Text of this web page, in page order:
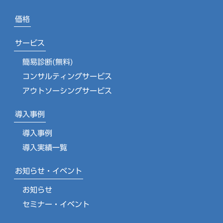
価格
サービス
簡易診断(無料)
コンサルティングサービス
アウトソーシングサービス
導入事例
導入事例
導入実績一覧
お知らせ・イベント
お知らせ
セミナー・イベント